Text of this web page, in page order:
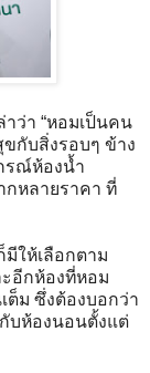
าว่า “หอมเป็นคน
กับสิ่งรอบๆ ข้าง
รณ์ห้องน้ำ
กหลายราคา ที่
ให้เลือกตาม
อีกห้องที่หอม
ต็ม ซึ่งต้องบอกว่า
บห้องนอนตั้งแต่